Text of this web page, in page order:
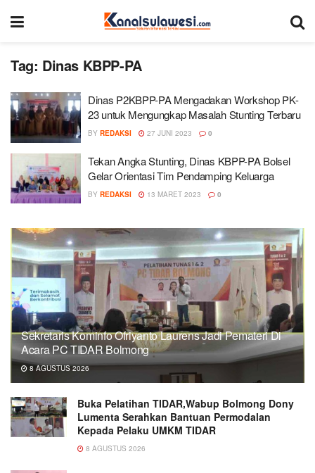
Tag: Dinas KBPP-PA
Dinas P2KBPP-PA Mengadakan Workshop PK-
23 untuk Mengungkap Masalah Stunting Terbaru
BY REDAKSI 27 JUNI 2023 0
Tekan Angka Stunting, Dinas KBPP-PA Bolsel
Gelar Orientasi Tim Pendamping Keluarga
BY REDAKSI 13 MARET 2023 0
Sekretaris Kominfo Ofriyanto Laurens Jadi Pemateri Di
Acara PC TIDAR Bolmong
8 AGUSTUS 2026
Buka Pelatihan TIDAR,Wabup Bolmong Dony
Lumenta Serahkan Bantuan Permodalan
Kepada Pelaku UMKM TIDAR
8 AGUSTUS 2026